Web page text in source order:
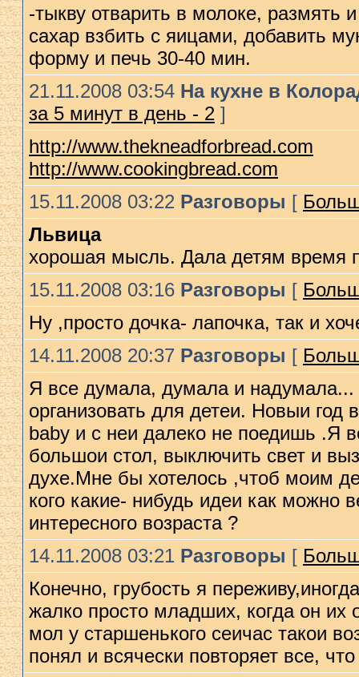
-тыкву отварить в молоке, размять
сахар взбить с яицами, добавить
форму и печь 30-40 мин.
21.11.2008 03:54 На кухне в
за 5 минут в день - 2]
http://www.thekneadforbread.com
http://www.cookingbread.com
15.11.2008 03:22 Разговоры [
Львица
хорошая мысль. Дала детям время
15.11.2008 03:16 Разговоры [
Ну ,просто дочка- лапочка, так и
14.11.2008 20:37 Разговоры [
Я все думала, думала и надумала...
организовать для детеи. Новыи год
baby и с неи далеко не поедишь .Я
большои стол, выключить свет и
духе.Мне бы хотелось ,чтоб моим
кого какие- нибудь идеи как можно
интересного возраста ?
14.11.2008 03:21 Разговоры [
Конечно, грубость я
жалко просто младших, когда он их
мол у старшенького сеичас такои
понял и всячески повторяет все,